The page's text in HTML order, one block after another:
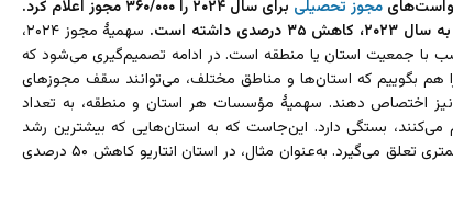
مجوز تحصیلی
برای سال ۲۰۲۴ را ۳۶۰/۰۰۰ مجوز اعلام کرد.
است.
سهمیۀ مجوز ۲۰۲۴،
با جمعیت استان یا منطقه است. در ادامه تصمیم‌گیری می‌شود که
بگوییم که استان‌ها و مناطق مختلف، می‌توانند سقف مجوزهای
اختصاص دهند. سهمیۀ مؤسسات هر استان و منطقه، به تعداد
می‌کنند، بستگی دارد. این‌جاست که به استان‌هایی که بیشترین رشد
ناپایدار را در بین دانشجویان بین‌المللی داشته‌اند، مجوز کمتری تعلق می‌گیرد. به‌عنوان مثال، در استان انتاریو کاهش ۵۰ درصدی